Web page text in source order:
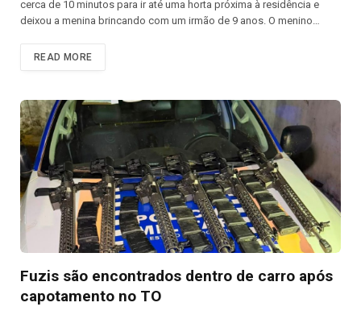
cerca de 10 minutos para ir até uma horta próxima à residência e
deixou a menina brincando com um irmão de 9 anos. O menino…
READ MORE
Fuzis são encontrados dentro de carro após
capotamento no TO